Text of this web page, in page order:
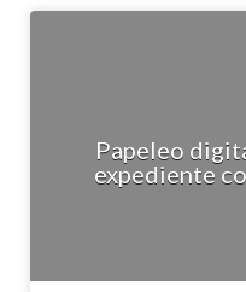
Papeleo
expediente